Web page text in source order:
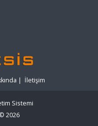
| İletişim
Sistemi
© 2026